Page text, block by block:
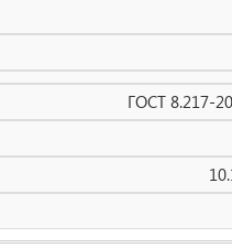
ГОСТ 8.217-